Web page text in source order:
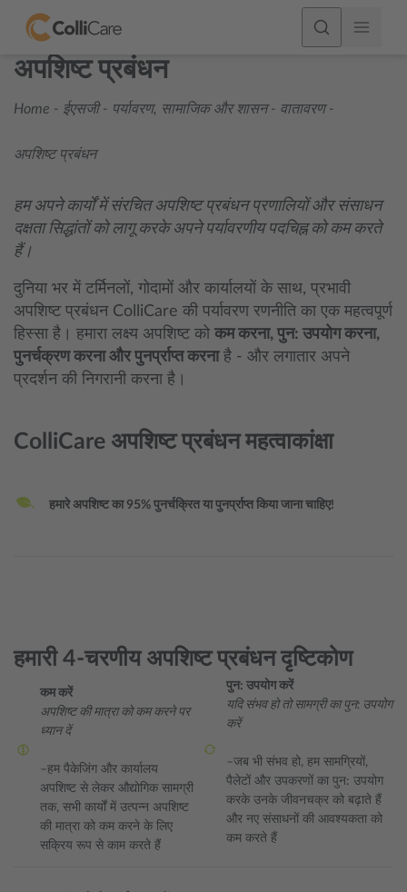
अपशिष्ट प्रबंधन
Home - ईएसजी - पर्यावरण, सामाजिक और शासन - वातावरण -
अपशिष्ट प्रबंधन
हम अपने कार्यों में संरचित अपशिष्ट प्रबंधन प्रणालियों और संसाधन
दक्षता सिद्धांतों को लागू करके अपने पर्यावरणीय पदचिह्न को कम करते
हैं।
दुनिया भर में टर्मिनलों, गोदामों और कार्यालयों के साथ, प्रभावी
अपशिष्ट प्रबंधन ColliCare की पर्यावरण रणनीति का एक महत्वपूर्ण
हिस्सा है। हमारा लक्ष्य अपशिष्ट को कम करना, पुन: उपयोग करना,
पुनर्चक्रण करना और पुनर्प्राप्त करनाहै - और लगातार अपने
प्रदर्शन की निगरानी करना है।
ColliCare अपशिष्ट प्रबंधन महत्वाकांक्षा
हमारे अपशिष्ट का 95% पुनर्चक्रित या पुनर्प्राप्त किया जाना चाहिए!
हमारी 4-चरणीय अपशिष्ट प्रबंधन दृष्टिकोण
कम करें
अपशिष्ट की मात्रा को कम करने पर
ध्यान दें
–हम पैकेजिंग और कार्यालय
अपशिष्ट से लेकर औद्योगिक सामग्री
तक, सभी कार्यों में उत्पन्न अपशिष्ट
की मात्रा को कम करने के लिए
सक्रिय रूप से काम करते हैं
पुन: उपयोग करें
यदि संभव हो तो सामग्री का पुन: उपयोग
करें
–जब भी संभव हो, हम सामग्रियों,
पैलेटों और उपकरणों का पुन: उपयोग
करके उनके जीवनचक्र को बढ़ाते हैं
और नए संसाधनों की आवश्यकता को
कम करते हैं